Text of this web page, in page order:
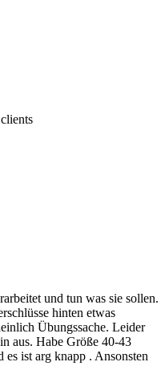
und tun was sie sollen.
hinten etwas
Übungssache. Leider
aus. Habe Größe 40-43
es ist arg knapp . Ansonsten